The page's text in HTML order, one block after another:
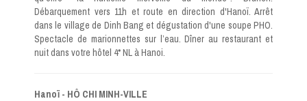
Débarquement vers 11h et route en direction d'Hanoï. Arrêt
dans le village de Dinh Bang et dégustation d'une soupe PHO.
Spectacle de marionnettes sur l’eau. Dîner au restaurant et
nuit dans votre hôtel 4* NL à Hanoi.
Hanoï - HÔ CHI MINH-VILLE